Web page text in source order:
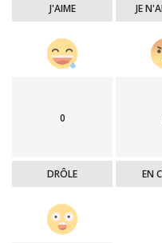
J'AIME JE
0
DRÔLE EN